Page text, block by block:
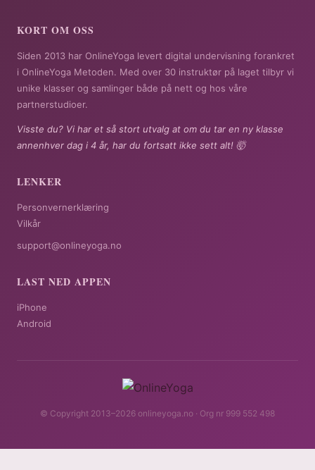
KORT OM OSS
Siden 2013 har OnlineYoga levert digital undervisning forankret
i OnlineYoga Metoden. Med over 30 instruktør på laget tilbyr vi
unike klasser og samlinger både på nett og hos våre
partnerstudioer.
Visste du? Vi har et så stort utvalg at om du tar en ny klasse
annenhver dag i 4 år, har du fortsatt ikke sett alt! 🤯
LENKER
Personvernerklæring
Vilkår
support@onlineyoga.no
LAST NED APPEN
iPhone
Android
© Copyright 2013–2026 onlineyoga.no · Org nr 999 552 498